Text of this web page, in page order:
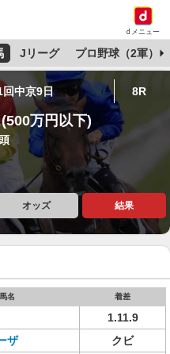
dメニュー
Jリーグ プロ野球（2軍）
中京9日 8R
万円以下)
オッズ 結果
馬名 着差
ペ
1.11.9
ーザ
クビ